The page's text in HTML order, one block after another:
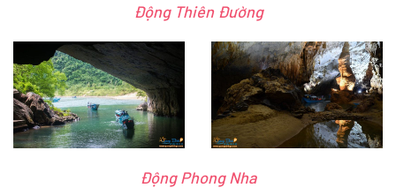
Động Thiên Đường
Động Phong Nha